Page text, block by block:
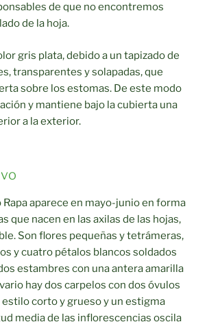
de que no encontremos
de la hoja.
gris plata, debido a un tapizado de
transparentes y solapadas, que
sobre los estomas. De este modo
y mantiene bajo la cubierta una
a la exterior.
Rapa aparece en mayo-junio en forma
que nacen en las axilas de las hojas,
Son flores pequeñas y tetrámeras,
y cuatro pétalos blancos soldados
estambres con una antera amarilla
hay dos carpelos con dos óvulos
estilo corto y grueso y un estigma
media de las inflorescencias oscila